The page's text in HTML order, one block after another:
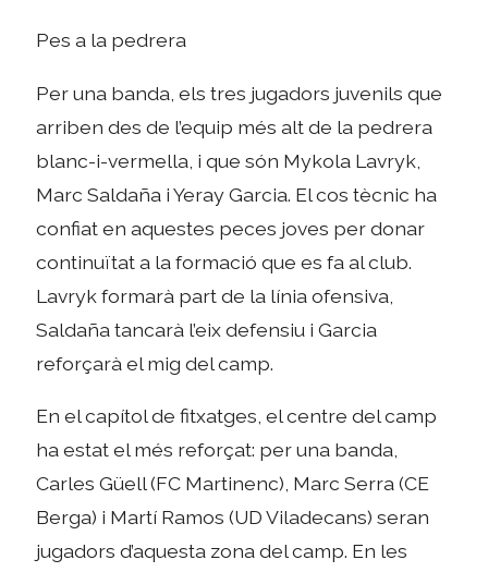
Pes a la pedrera
Per una banda, els tres jugadors juvenils que
arriben des de l’equip més alt de la pedrera
blanc-i-vermella, i que són Mykola Lavryk,
Marc Saldaña i Yeray Garcia. El cos tècnic ha
confiat en aquestes peces joves per donar
continuïtat a la formació que es fa al club.
Lavryk formarà part de la línia ofensiva,
Saldaña tancarà l’eix defensiu i Garcia
reforçarà el mig del camp.
En el capítol de fitxatges, el centre del camp
ha estat el més reforçat: per una banda,
Carles Güell (FC Martinenc), Marc Serra (CE
Berga) i Martí Ramos (UD Viladecans) seran
jugadors d’aquesta zona del camp. En les